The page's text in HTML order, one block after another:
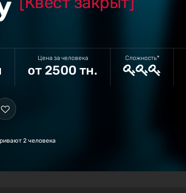
Цена за человека
от 2500 тн.
Сложность*
2 человека